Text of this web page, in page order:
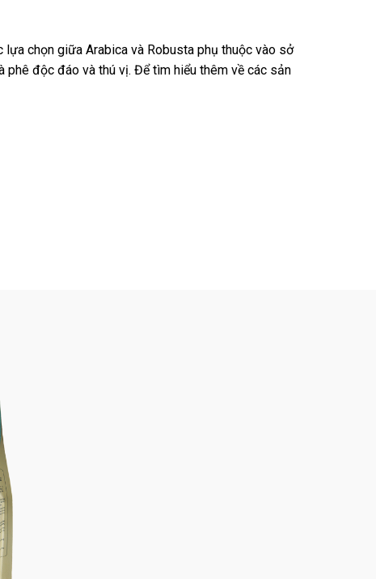
chọn giữa Arabica và Robusta phụ thuộc vào sở
phê độc đáo và thú vị. Để tìm hiểu thêm về các sản